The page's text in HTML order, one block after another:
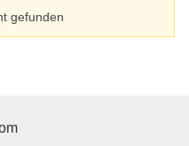
gefunden
der